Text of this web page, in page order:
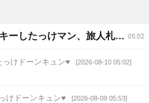
05:02
したっけマン、aikoジャンキーしたっけマン、旅人札幌市、エキストラ事務所、aikoジャンキー、アライサイクルメンテナンス
けドーンキュン♥ [2026-08-10 05:02]
けドーンキュン♥ [2026-08-09 05:53]